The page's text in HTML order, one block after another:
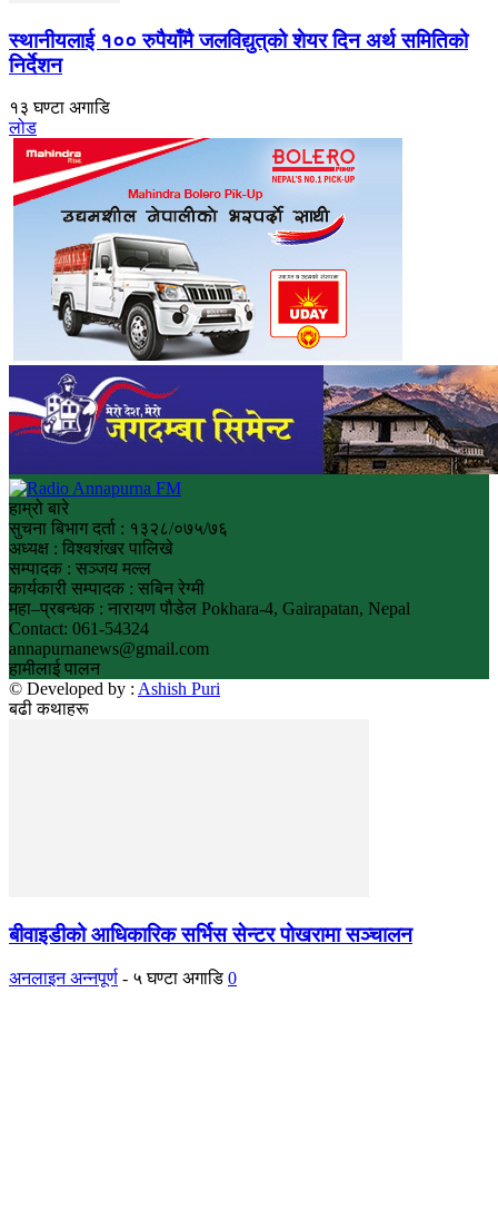
स्थानीयलाई १०० रुपैयाँमै जलविद्युत्‌को शेयर दिन अर्थ समितिको
निर्देशन
१३ घण्टा अगाडि
लोड
हाम्रो बारे
सुचना बिभाग दर्ता : १३२८/०७५/७६
अध्यक्ष : विश्वशंखर पालिखे
सम्पादक : सञ्जय मल्ल
कार्यकारी सम्पादक : सबिन रेग्मी
महा–प्रबन्धक : नारायण पौडेल Pokhara-4, Gairapatan, Nepal
Contact: 061-54324
annapurnanews@gmail.com
हामीलाई पालन
© Developed by : Ashish Puri
बढी कथाहरू
बीवाइडीको आधिकारिक सर्भिस सेन्टर पोखरामा सञ्चालन
अनलाइन अन्नपूर्ण - ५ घण्टा अगाडि 0